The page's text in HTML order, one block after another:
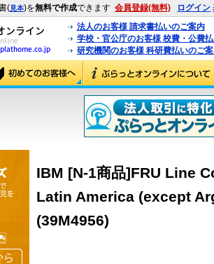
(見本)を無料で作成できます 会員登録(無料) ログイン
法人のお客様 請求書払いのご案内
学校・官公庁のお客様 校費・公費
研究機関のお客様 科研費払いのご
IBM [N-1商品]FRU Line
Latin America (except
(39M4956)